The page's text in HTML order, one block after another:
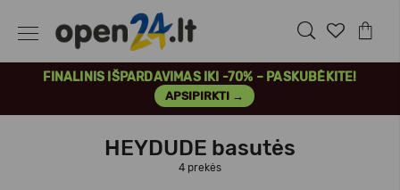
FINALINIS IŠPARDAVIMAS IKI -70% – PASKUBĖKITE!
APSIPIRKTI →
HEYDUDE basutės
4 prekės